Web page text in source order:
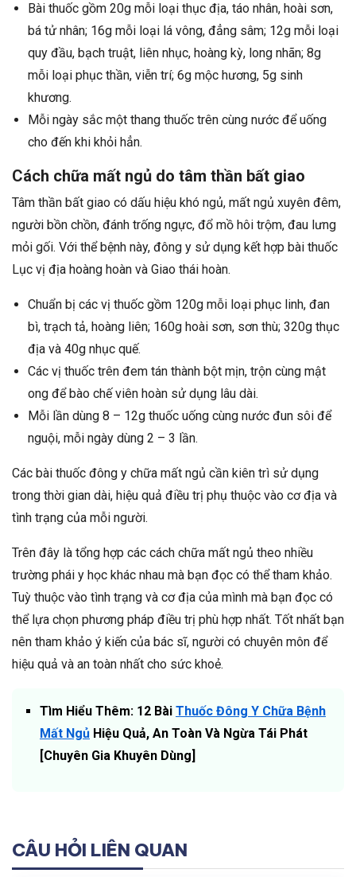
Bài thuốc gồm 20g mỗi loại thục địa, táo nhân, hoài sơn,
bá tử nhân; 16g mỗi loại lá vông, đẳng sâm; 12g mỗi loại
quy đầu, bạch truật, liên nhục, hoàng kỳ, long nhãn; 8g
mỗi loại phục thần, viễn trí; 6g mộc hương, 5g sinh
khương.
Mỗi ngày sắc một thang thuốc trên cùng nước để uống
cho đến khi khỏi hẳn.
Cách chữa mất ngủ do tâm thần bất giao
Tâm thần bất giao có dấu hiệu khó ngủ, mất ngủ xuyên đêm,
người bồn chồn, đánh trống ngực, đổ mồ hôi trộm, đau lưng
mỏi gối. Với thể bệnh này, đông y sử dụng kết hợp bài thuốc
Lục vị địa hoàng hoàn và Giao thái hoàn.
Chuẩn bị các vị thuốc gồm 120g mỗi loại phục linh, đan
bì, trạch tả, hoàng liên; 160g hoài sơn, sơn thù; 320g thục
địa và 40g nhục quế.
Các vị thuốc trên đem tán thành bột mịn, trộn cùng mật
ong để bào chế viên hoàn sử dụng lâu dài.
Mỗi lần dùng 8 – 12g thuốc uống cùng nước đun sôi để
nguội, mỗi ngày dùng 2 – 3 lần.
Các bài thuốc đông y chữa mất ngủ cần kiên trì sử dụng
trong thời gian dài, hiệu quả điều trị phụ thuộc vào cơ địa và
tình trạng của mỗi người.
Trên đây là tổng hợp các cách chữa mất ngủ theo nhiều
trường phái y học khác nhau mà bạn đọc có thể tham khảo.
Tuỳ thuộc vào tình trạng và cơ địa của mình mà bạn đọc có
thể lựa chọn phương pháp điều trị phù hợp nhất. Tốt nhất bạn
nên tham khảo ý kiến của bác sĩ, người có chuyên môn để
hiệu quả và an toàn nhất cho sức khoẻ.
Tìm Hiểu Thêm: 12 Bài Thuốc Đông Y Chữa Bệnh
Mất Ngủ Hiệu Quả, An Toàn Và Ngừa Tái Phát
[Chuyên Gia Khuyên Dùng]
CÂU HỎI LIÊN QUAN